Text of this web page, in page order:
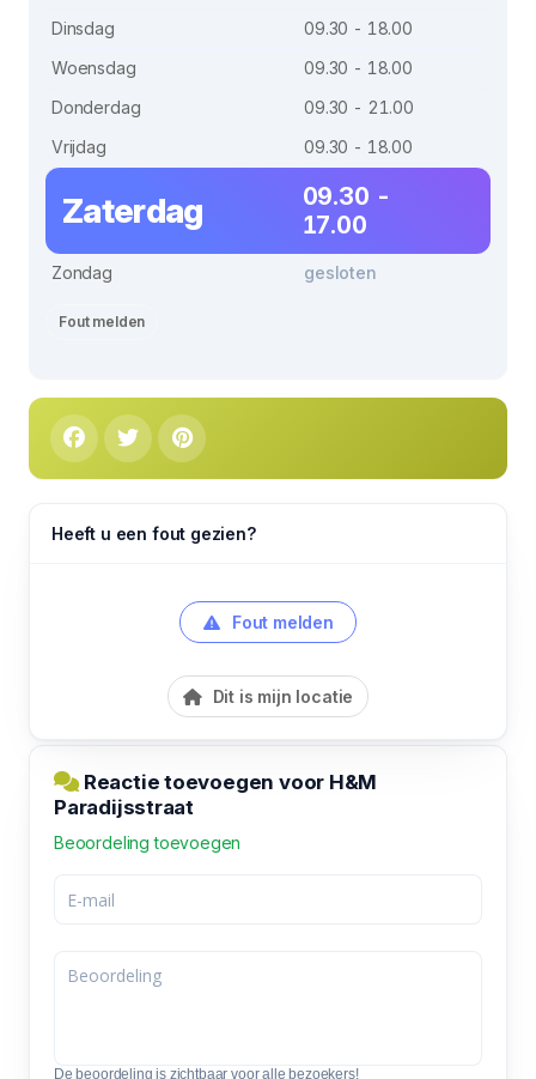
Dinsdag
09.30 - 18.00
Woensdag
09.30 - 18.00
Donderdag
09.30 - 21.00
Vrijdag
09.30 - 18.00
Zaterdag
09.30 -
17.00
Zondag gesloten
Fout melden
Heeft u een fout gezien?
Fout melden
Dit is mijn locatie
Reactie toevoegen voor H&M
Paradijsstraat
Beoordeling toevoegen
De beoordeling is zichtbaar voor alle bezoekers!